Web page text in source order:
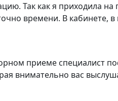
Так как я приходила
времени. В кабинете,
приеме специалист
внимательно вас